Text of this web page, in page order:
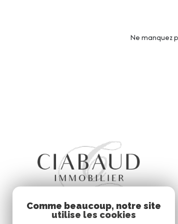
Ne manquez
Comme beaucoup, notre site
utilise les cookies